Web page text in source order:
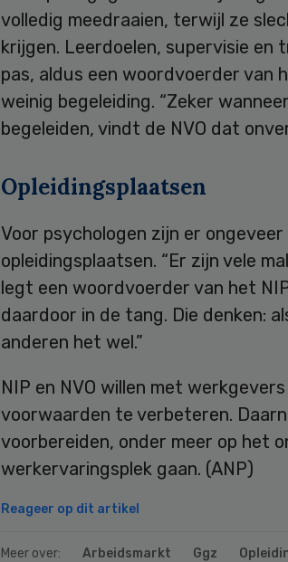
volledig meedraaien, terwijl ze
krijgen. Leerdoelen, supervisie en
pas, aldus een woordvoerder van
weinig begeleiding. “Zeker
begeleiden, vindt de NVO dat
Opleidingsplaatsen
Voor psychologen zijn er
opleidingsplaatsen. “Er zijn vele
legt een woordvoerder van het
daardoor in de tang. Die denken:
anderen het wel.”
NIP en NVO willen met
voorwaarden te verbeteren.
voorbereiden, onder meer op het
werkervaringsplek gaan. (ANP)
Reageer op dit artikel
Meer over: Arbeidsmarkt Ggz